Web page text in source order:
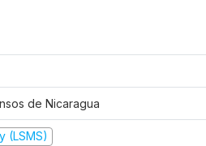
de Nicaragua
(LSMS)